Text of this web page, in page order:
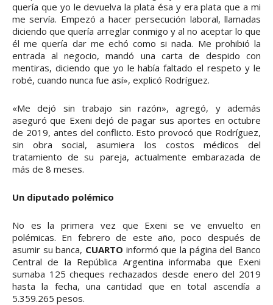
quería que yo le devuelva la plata ésa y era plata que a mi
me servía. Empezó a hacer persecución laboral, llamadas
diciendo que quería arreglar conmigo y al no aceptar lo que
él me quería dar me echó como si nada. Me prohibió la
entrada al negocio, mandó una carta de despido con
mentiras, diciendo que yo le había faltado el respeto y le
robé, cuando nunca fue así», explicó Rodríguez.
«Me dejó sin trabajo sin razón», agregó, y además
aseguró que Exeni dejó de pagar sus aportes en octubre
de 2019, antes del conflicto. Esto provocó que Rodríguez,
sin obra social, asumiera los costos médicos del
tratamiento de su pareja, actualmente embarazada de
más de 8 meses.
Un diputado polémico
No es la primera vez que Exeni se ve envuelto en
polémicas. En febrero de este año, poco después de
asumir su banca, CUARTO informó que la página del Banco
Central de la República Argentina informaba que Exeni
sumaba 125 cheques rechazados desde enero del 2019
hasta la fecha, una cantidad que en total ascendía a
5.359.265 pesos.